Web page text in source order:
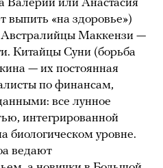
Валерий или Анастасия
выпить «на здоровье»)
Австралийцы Маккензи —
Китайцы Суни (борьба
— их постоянная
по финансам,
все лунное
интегрированной
биологическом уровне.
ведают